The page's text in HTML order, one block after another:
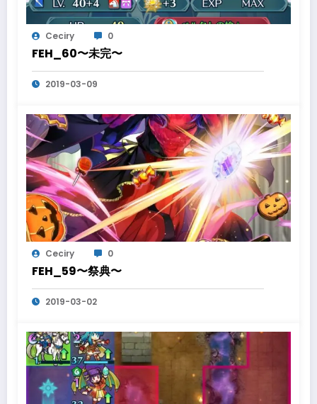
Ceciry 0
FEH_60〜未完〜
2019-03-09
Ceciry 0
FEH_59〜祭典〜
2019-03-02